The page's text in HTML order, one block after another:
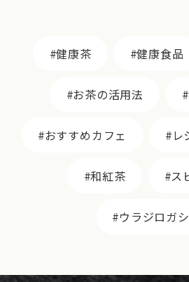
健康茶 健康食品
お茶の活用法
おすすめカフェ レ
和紅茶 ス
ウラジロガ